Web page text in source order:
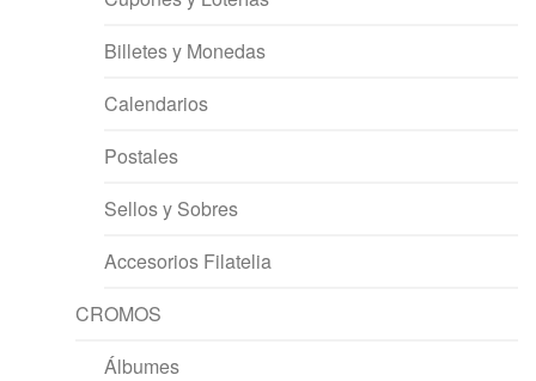
Billetes y Monedas
Calendarios
Postales
Sellos y Sobres
Accesorios Filatelia
CROMOS
Álbumes